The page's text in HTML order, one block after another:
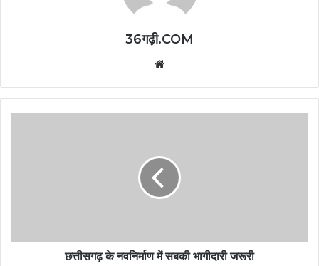
36गढ़ी.COM
छत्तीसगढ़ के नवनिर्माण में सबकी भागीदारी जरूरी